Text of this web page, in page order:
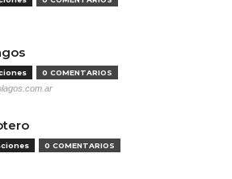
0 COMENTARIOS
0 COMENTARIOS